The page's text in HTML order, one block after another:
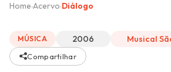
Home›Acervo›Diálogo
MÚSICA 2006 Musical
Compartilhar